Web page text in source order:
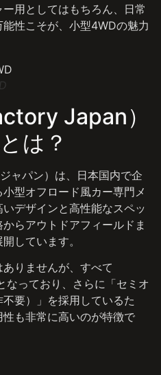
用としてはもちろん、日常
性こそが、小型4WDの魅力
Japan）
は？
ャパン）は、日本国内で企
型オフロード風カー専門メ
デザインと高性能なスペッ
らアウトドアフィールドま
しています。
りませんが、すべて
なっており、さらに「セミオ
要）」を採用しているた
も非常に高いのが特徴で